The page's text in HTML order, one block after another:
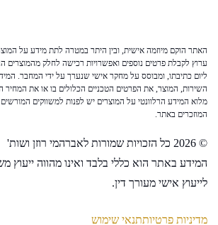
האתר הוקם מיוזמה אישית, ובין היתר במטרה לתת מידע על
ערוץ לקבלת פרטים נוספים ואפשרויות רכישה לחלק מהמוצרים
ליום כתיבתו, ומבוסס על מחקר אישי שנערך על ידי המחבר.
השירות, המוצר, את הפרטים הטכניים הכלולים בו או את המחיר
מלוא המידע הרלוונטי על המוצרים יש לפנות למשווקים
המוזכרים באתר.
© 2026 כל הזכויות שמורות לאברהמי רוזן ושות'
המידע באתר הוא כללי בלבד ואינו מהווה ייעוץ
לייעוץ אישי מעורך דין.
מדיניות פרטיותתנאי שימוש